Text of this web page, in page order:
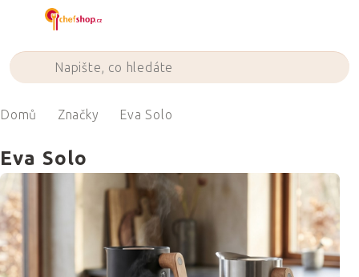
Domů Značky Eva Solo
Eva Solo